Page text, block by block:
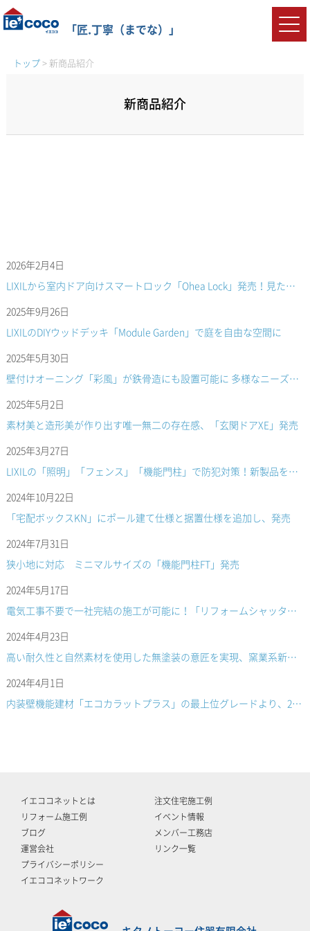
「匠.丁寧（までな）」
トップ> 新商品紹介
新商品紹介
2026年2月4日
LIXILから室内ドア向けスマートロック「Ohea Lock」発売！見た目そのままに後付け可能
2025年9月26日
LIXILのDIYウッドデッキ「Module Garden」で庭を自由な空間に
2025年5月30日
壁付けオーニング「彩風」が鉄骨造にも設置可能に 多様なニーズに柔軟対応
2025年5月2日
素材美と造形美が作り出す唯一無二の存在感、「玄関ドアXE」発売
2025年3月27日
LIXILの「照明」「フェンス」「機能門柱」で防犯対策！新製品を発売
2024年10月22日
「宅配ボックスKN」にポール建て仕様と据置仕様を追加し、発売
2024年7月31日
狭小地に対応 ミニマルサイズの「機能門柱FT」発売
2024年5月17日
電気工事不要で一社完結の施工が可能に！「リフォームシャッター・取替シャッター ACアダプタ仕様」
2024年4月23日
高い耐久性と自然素材を使用した無塗装の意匠を実現、窯業系新素材「textone」
2024年4月1日
内装壁機能建材「エコカラットプラス」の最上位グレードより、2デザインを追加発売
イエココネットとは
注文住宅施工例
リフォーム施工例
イベント情報
ブログ
メンバー工務店
運営会社
リンク一覧
プライバシーポリシー
イエココネットワーク